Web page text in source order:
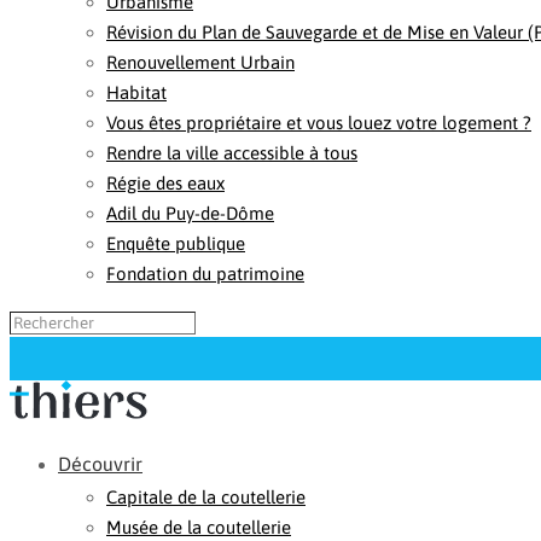
Révision du Plan de Sauvegarde et de Mise en Valeur
Renouvellement Urbain
Habitat
Vous êtes propriétaire et vous louez votre logement ?
Rendre la ville accessible à tous
Régie des eaux
Adil du Puy-de-Dôme
Enquête publique
Fondation du patrimoine
Découvrir
Capitale de la coutellerie
Musée de la coutellerie